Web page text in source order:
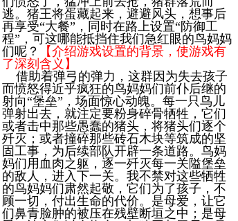
逃。猪王将蛋藏起来，避避风头，想事后
再享受“大餐”，同时在路上设置“防御工
程”，可这哪能抵挡住我们急红眼的鸟妈妈
们呢？
【介绍游戏设置的背景，使游戏有
了深刻含义】
借助着弹弓的弹力，这群因为失去孩子
而愤怒得近乎疯狂的鸟妈妈们前仆后继的
射向“堡垒”，场面惊心动魄。每一只鸟儿
弹射出去，就注定要粉身碎骨牺牲，它们
或者击中那些愚蠢的猪头，将猪头们逐个
歼灭；或者撞碎那些砖石木块等筑成的坚
固工事，为后续部队开辟一条道路。鸟妈
妈们用血肉之躯，逐一歼灭每一关隘堡垒
的敌人，进入下一关。我不禁对这些牺牲
的鸟妈妈们肃然起敬，它们为了孩子，不
顾一切，付出生命的代价。是母爱，让它
们鼻青脸肿的被压在残壁断垣之中；是母